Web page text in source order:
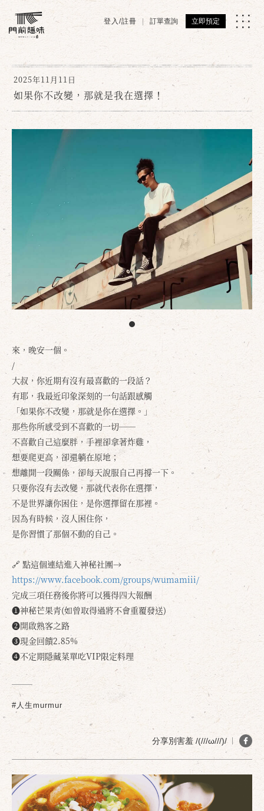
登入/註冊 訂單查詢 立即預定
2025年11月11日
如果你不改變，那就是我在選擇！
來，晚安一個。
/
大叔，你近期有沒有最喜歡的一段話？
有耶，我最近印象深刻的一句話跟感觸
「如果你不改變，那就是你在選擇。」
那些你所感受到不喜歡的一切──
不喜歡自己這麼胖，手裡卻拿著炸雞，
想要爬更高，卻還躺在原地；
想離開一段關係，卻每天說服自己再撐一下。
只要你沒有去改變，那就代表你在選擇，
不是世界讓你困住，是你選擇留在那裡。
因為有時候，沒人困住你，
是你習慣了那個不動的自己。
🔗 點這個連結進入神秘社團→
https://www.facebook.com/groups/wumamiii/
完成三項任務後你將可以獲得四大報酬
❶神秘芒果青(如曾取得過將不會重覆發送)
❷開啟熟客之路
❸現金回饋2.85%
❹不定期隱藏菜單吃VIP限定料理
#人生murmur
分享別害羞 /(///ω///)/
確定 取消